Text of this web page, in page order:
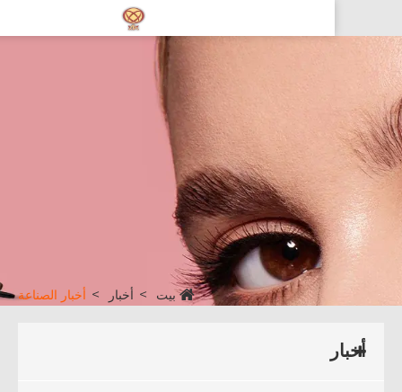
بيت أخبار أخبار الصناعة
أخبار